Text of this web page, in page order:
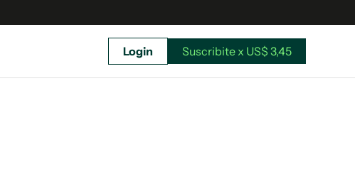
Login Suscribite x US$ 3,45